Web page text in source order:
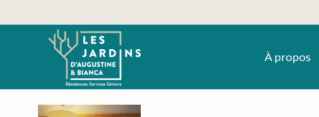
À propos